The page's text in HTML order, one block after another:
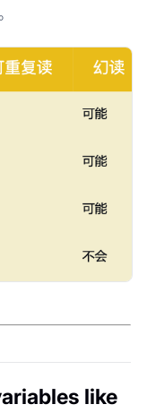
like